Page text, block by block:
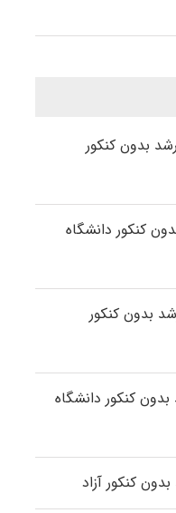
بدون کنکور
کنکور دانشگاه
بدون کنکور
کنکور دانشگاه
کنکور آزاد